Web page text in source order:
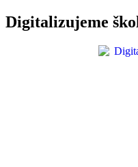
Digitalizujeme